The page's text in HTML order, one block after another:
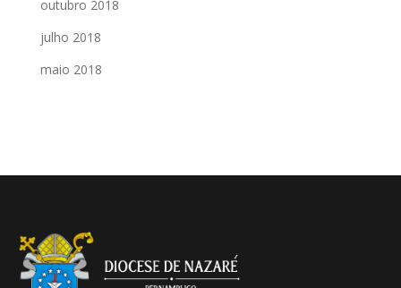
outubro 2018
julho 2018
maio 2018